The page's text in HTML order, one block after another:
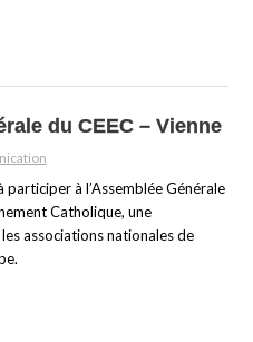
du CEEC – Vienne
participer à l’Assemblée Générale
Catholique, une
associations nationales de